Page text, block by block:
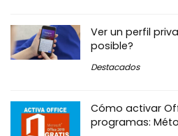
Ver un perfil
posible?
Destacados
Cómo activar
programas: